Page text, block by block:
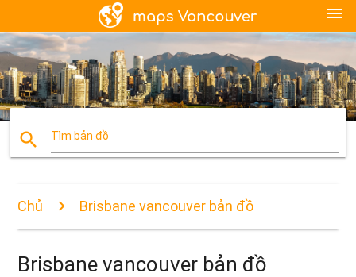
menu
search Tìm bản đồ
Chủ Brisbane vancouver bản đồ
Brisbane vancouver bản đồ